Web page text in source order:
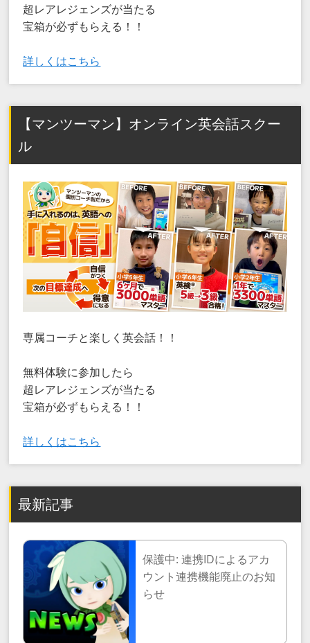
超レアレジェンズが当たる
宝箱が必ずもらえる！！
詳しくはこちら
【マンツーマン】オンライン英会話スクー
ル
専属コーチと楽しく英会話！！
無料体験に参加したら
超レアレジェンズが当たる
宝箱が必ずもらえる！！
詳しくはこちら
最新記事
保護中: 連携IDによるアカ
ウント連携機能廃止のお知
らせ